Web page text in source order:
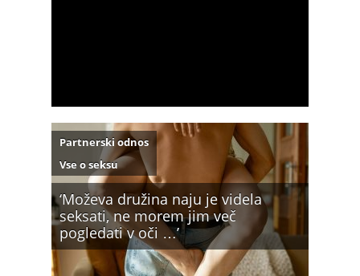
‘Moževa družina naju je videla
seksati, ne morem jim več
pogledati v oči …’
Partnerski odnos
Vse o seksu